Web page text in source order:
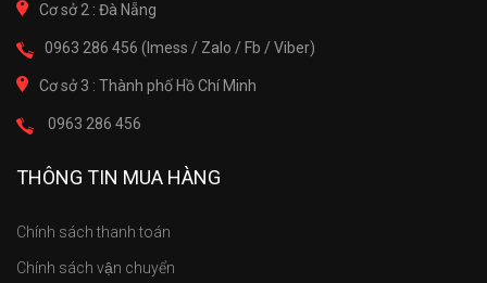
Cơ sở 2 : Đà Nẵng
0963 286 456 (Imess / Zalo / Fb / Viber)
Cơ sở 3 : Thành phố Hồ Chí Minh
0963 286 456
THÔNG TIN MUA HÀNG
Chính sách thanh toán
Chính sách vận chuyển